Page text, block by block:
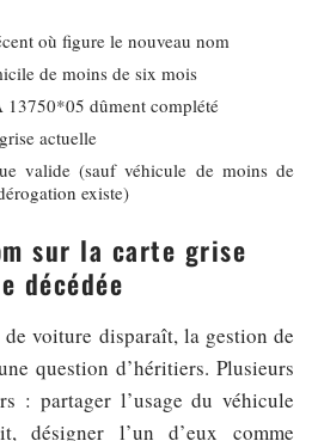
où figure le nouveau nom
de moins de six mois
13750*05 dûment complété
actuelle
valide (sauf véhicule de moins de
existe)
sur la carte grise
décédée
voiture disparaît, la gestion de
question d’héritiers. Plusieurs
: partager l’usage du véhicule
désigner l’un d’eux comme